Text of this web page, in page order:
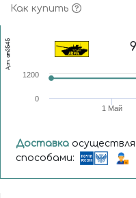
Как купить
Арт.
am3545
1 Май
0
1200
Доставка
способами: